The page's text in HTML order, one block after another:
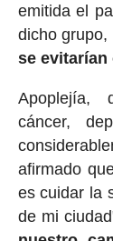
emitida el
dicho grupo,
se evitarían
Apoplejía,
cáncer,
afirmado
es cuidar la
de mi